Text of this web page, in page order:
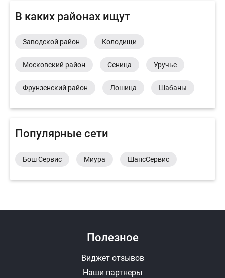
В каких районах ищут
Заводской район Колодищи
Московский район Сеница Уручье
Фрунзенский район Лошица Шабаны
Популярные сети
Бош Сервис Миура ШансСервис
Полезное
Виджет отзывов
Наши партнеры